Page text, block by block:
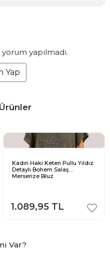
yapılmadı.
Yap
Kadın Haki Keten Pullu Yıldız
Detaylı Bohem Salaş
Merserize Bluz
1.089,95 TL
Var?